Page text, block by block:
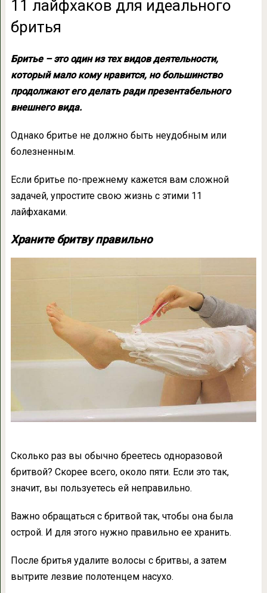
11 лайфхаков для идеального
бритья
Бритье – это один из тех видов деятельности,
который мало кому нравится, но большинство
продолжают его делать ради презентабельного
внешнего вида.
Однако бритье не должно быть неудобным или
болезненным.
Если бритье по-прежнему кажется вам сложной
задачей, упростите свою жизнь с этими 11
лайфхаками.
Храните бритву правильно
Сколько раз вы обычно бреетесь одноразовой
бритвой? Скорее всего, около пяти. Если это так,
значит, вы пользуетесь ей неправильно.
Важно обращаться с бритвой так, чтобы она была
острой. И для этого нужно правильно ее хранить.
После бритья удалите волосы с бритвы, а затем
вытрите лезвие полотенцем насухо.